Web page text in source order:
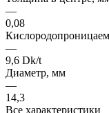
—
0,08
—
9,6 Dk/t
Диаметр, мм
—
14,3
Все характеристики